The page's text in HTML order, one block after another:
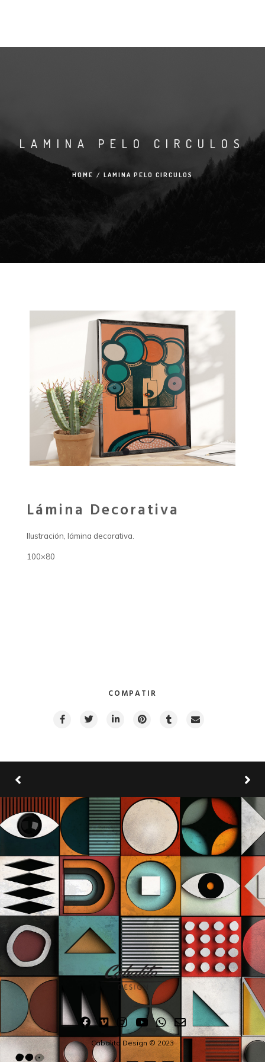
LAMINA PELO CIRCULOS
HOME / LAMINA PELO CIRCULOS
Lámina Decorativa
Ilustración, lámina decorativa.
100×80
COMPATIR
Cabalito Design © 2023